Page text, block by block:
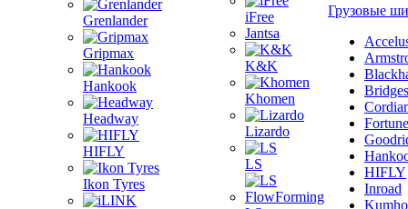
Grenlander
Gripmax
Hankook
Headway
HIFLY
Ikon Tyres
iFree
Jantsa
K&K
Khomen
Lizardo
LS
Грузовые
Fortune
HIFLY
Inroad
Kumho